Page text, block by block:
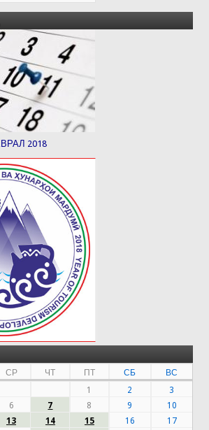
2018
СР ЧТ ПТ СБ
ВС
1
2
3
6 7 8 9
10
13 14 15 16
17